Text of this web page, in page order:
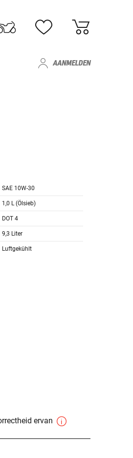
AANMELDEN
SAE 10W-30
1,0 L (Ölsieb)
DOT 4
9,3 Liter
Luftgekühlt
ervan